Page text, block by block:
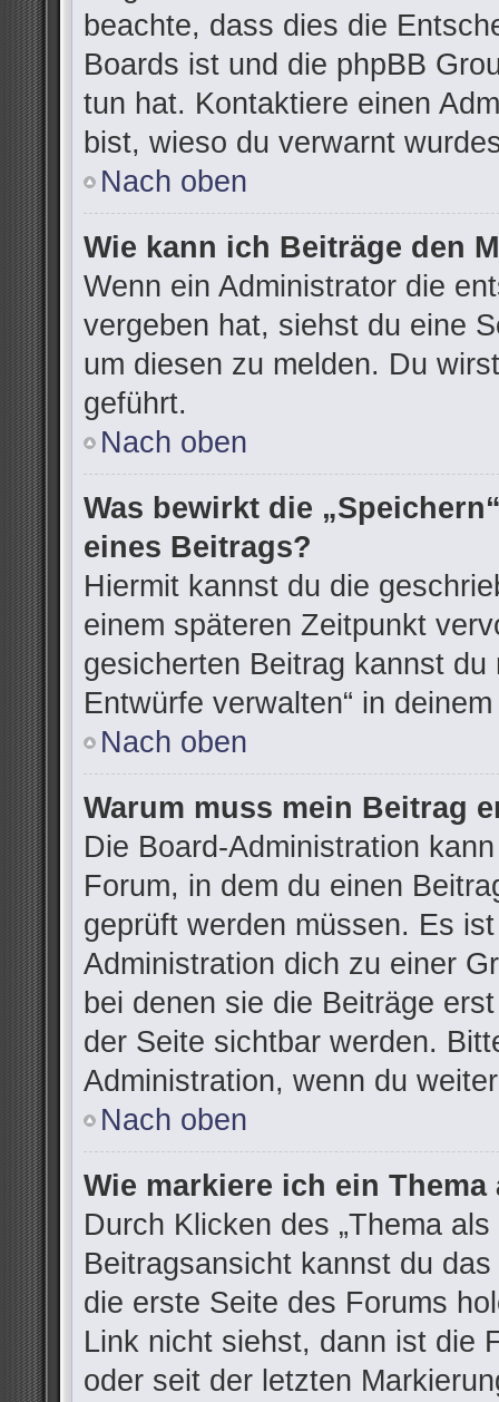
beachte, dass dies die
Boards ist und die phpBB
tun hat. Kontaktiere einen
bist, wieso du verwarnt
Nach oben
Wie kann ich Beiträge den
Wenn ein Administrator die
vergeben hat, siehst du eine
um diesen zu melden. Du
geführt.
Nach oben
Was bewirkt die
eines Beitrags?
Hiermit kannst du die
einem späteren Zeitpunkt
gesicherten Beitrag kannst
Entwürfe verwalten“ in
Nach oben
Warum muss mein Beitrag
Die Board-Administration
Forum, in dem du einen
geprüft werden müssen. Es
Administration dich zu einer
bei denen sie die Beiträge
der Seite sichtbar werden.
Administration, wenn du
Nach oben
Wie markiere ich ein Thema
Durch Klicken des „Thema
Beitragsansicht kannst du
die erste Seite des Forums
Link nicht siehst, dann ist die
oder seit der letzten